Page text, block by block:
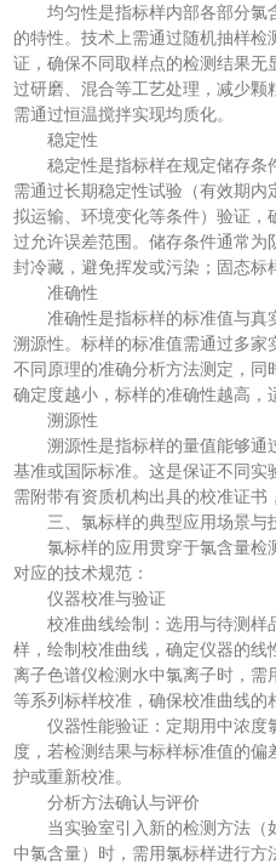
均匀性是指标样内部各部分氯
的特性。技术上需通过随机抽样
证，确保不同取样点的检测结果
过研磨、混合等工艺处理，减少颗
需通过恒温搅拌实现均质化。
稳定性
稳定性是指标样在规定储存条
需通过长期稳定性试验（有效期
拟运输、环境变化等条件）验证，
过允许误差范围。储存条件通常
封冷藏，避免挥发或污染；固态标
准确性
准确性是指标样的标准值与真
溯源性。标样的标准值需通过多家
不同原理的准确分析方法测定，
确定度越小，标样的准确性越高，
溯源性
溯源性是指标样的量值能够通
基准或国际标准。这是保证不同
需附带有资质机构出具的校准证书
三、氯标样的典型应用场景与
氯标样的应用贯穿于氯含量检
对应的技术规范：
仪器校准与验证
校准曲线绘制：选用与待测样
样，绘制校准曲线，确定仪器的线
离子色谱仪检测水中氯离子时，需
等系列标样校准，确保校准曲线的
仪器性能验证：定期用中浓度
度，若检测结果与标样标准值的
护或重新校准。
分析方法确认与评价
当实验室引入新的检测方法（
中氯含量）时，需用氯标样进行方